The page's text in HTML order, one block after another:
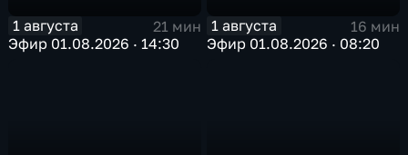
1 августа
21 мин
Эфир 01.08.2026 · 14:30
1 августа
16 мин
Эфир 01.08.2026 · 08:20